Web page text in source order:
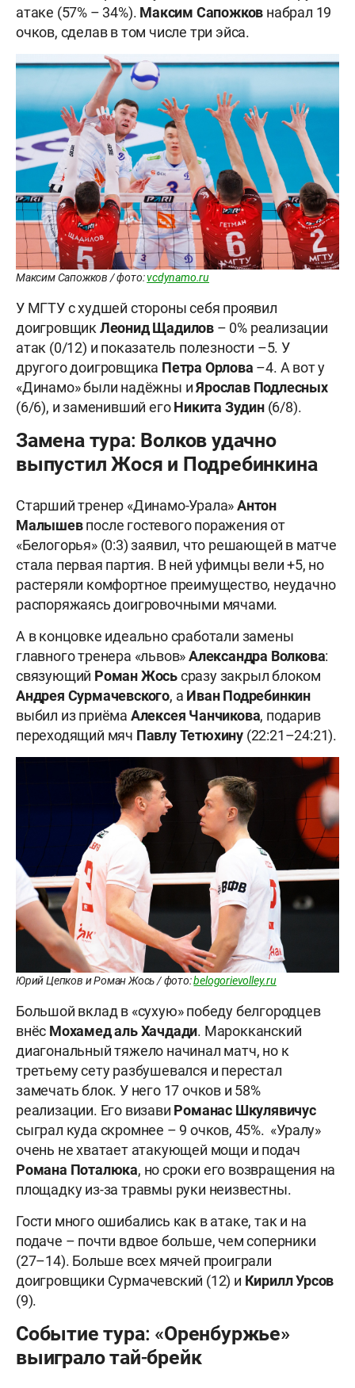
атаке (57% – 34%). Максим Сапожков набрал 19
очков, сделав в том числе три эйса.
Максим Сапожков / фото:vcdynamo.ru
У МГТУ с худшей стороны себя проявил
доигровщикЛеонид Щадилов – 0% реализации
атак (0/12) и показатель полезности –5. У
другого доигровщика Петра Орлова –4. А вот у
«Динамо» были надёжны иЯрослав Подлесных
(6/6), и заменивший егоНикита Зудин(6/8).
Замена тура: Волков удачно
выпустил Жося и Подребинкина
Старший тренер «Динамо-Урала»Антон
Малышевпосле гостевого поражения от
«Белогорья» (0:3) заявил, что решающей в матче
стала первая партия. В ней уфимцы вели +5, но
растеряли комфортное преимущество, неудачно
распоряжаясь доигровочными мячами.
А в концовке идеально сработали замены
главного тренера «львов»Александра Волкова:
связующий Роман Жосьсразу закрыл блоком
Андрея Сурмачевского, а Иван Подребинкин
выбил из приёма Алексея Чанчикова, подарив
переходящий мяч ПавлуТетюхину (22:21–24:21).
Юрий Цепков и Роман Жось / фото:belogorievolley.ru
Большой вклад в «сухую» победу белгородцев
внёс Мохамед аль Хачдади. Марокканский
диагональный тяжело начинал матч, но к
третьему сету разбушевался и перестал
замечать блок. У него 17 очков и 58%
реализации. Его визави Романас Шкулявичус
сыграл куда скромнее – 9 очков, 45%. «Уралу»
очень не хватает атакующей мощи и подач
Романа Поталюка, но сроки его возвращения на
площадку из-за травмы руки неизвестны.
Гости много ошибались как в атаке, так и на
подаче – почти вдвое больше, чем соперники
(27–14). Больше всех мячей проиграли
доигровщики Сурмачевский (12) и Кирилл Урсов
(9).
Событие тура: «Оренбуржье»
выиграло тай-брейк